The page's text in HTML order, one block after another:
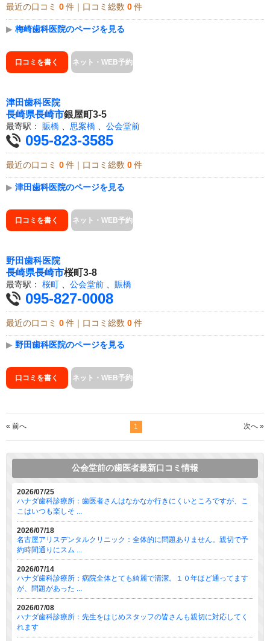
最近の口コミ 0 件｜口コミ総数 0 件
▶ 梅崎歯科医院のページを見る
口コミを書く ネット・WEB予約
津田歯科医院
長崎県長崎市銀屋町3-5
最寄駅： 賑橋 思案橋 公会堂前
095-823-3585
最近の口コミ 0 件｜口コミ総数 0 件
▶ 津田歯科医院のページを見る
口コミを書く ネット・WEB予約
野田歯科医院
長崎県長崎市桜町3-8
最寄駅： 桜町 公会堂前 賑橋
095-827-0008
最近の口コミ 0 件｜口コミ総数 0 件
▶ 野田歯科医院のページを見る
口コミを書く ネット・WEB予約
« 前へ 1 次へ »
公会堂前の歯医者最新口コミ情報
2026/07/25
ハナダ歯科診療所：歯医者さんはなかなか行きにくいところですが、こ
こはいつも楽しそ ...
2026/07/18
名古屋アリスデンタルクリニック：全体的に問題ありません。親切で予
約時間通りにスム ...
2026/07/14
ハナダ歯科診療所：病院全体とても綺麗で清潔。１０年ほど通ってます
が、問題があった ...
2026/07/08
ハナダ歯科診療所：先生をはじめスタッフの皆さんも親切に対応してく
れます